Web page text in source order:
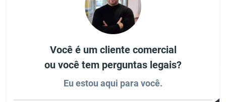
Você é um cliente comercial
ou você tem perguntas legais?
Eu estou aqui para você.